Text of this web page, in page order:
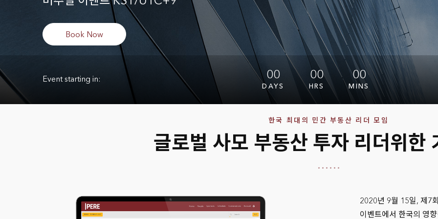
Book Now
Event starting in: 00
DAYS
00
HRS
00
MINS
한국 최대의 민간 부동산 리더 모임
글로벌 사모 부동산 투자 리더위한
2020년 9월 15일, 제7
이벤트에서 한국의 영